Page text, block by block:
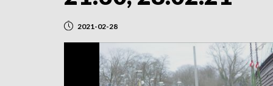
2021-02-28